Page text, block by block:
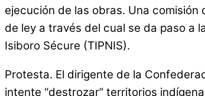
ejecución de las obras. Una
de ley a través del cual se da paso a
Isiboro Sécure (TIPNIS).
Protesta. El dirigente de la
intente “destrozar” territorios